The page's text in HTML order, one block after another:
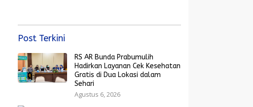
Post Terkini
RS AR Bunda Prabumulih
Hadirkan Layanan Cek Kesehatan
Gratis di Dua Lokasi dalam
Sehari
Agustus 6, 2026